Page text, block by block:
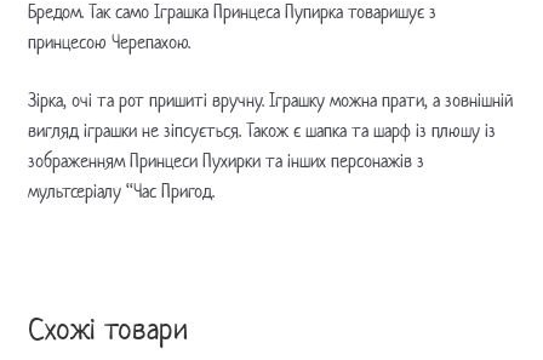
Бредом. Так само Іграшка Принцеса Пупирка товаришує з
принцесою Черепахою.
Зірка, очі та рот пришиті вручну. Іграшку можна прати, а зовнішній
вигляд іграшки не зіпсується. Також є шапка та шарф із плюшу із
зображенням Принцеси Пухирки та інших персонажів з
мультсеріалу “Час Пригод.
Схожі товари